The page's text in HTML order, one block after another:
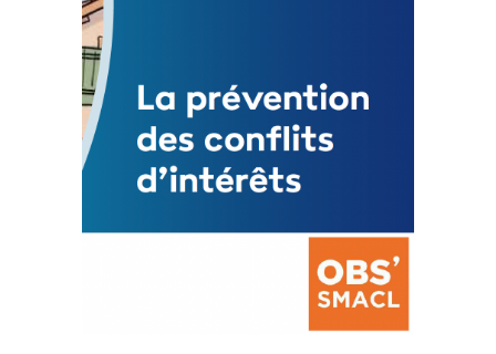
FEUILLETER